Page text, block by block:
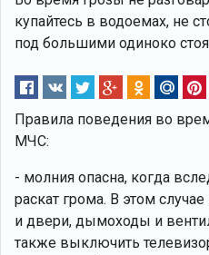
купайтесь в водоемах, не
под большими одиноко
Правила поведения во
МЧС:
- молния опасна, когда
раскат грома. В этом
и двери, дымоходы и
также выключить